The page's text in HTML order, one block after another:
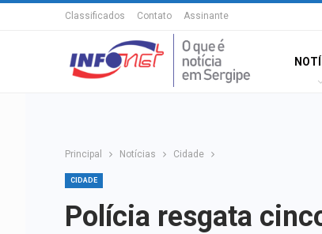
Classificados Contato Assinante
Principal Notícias Cidade
CIDADE
Polícia resgata